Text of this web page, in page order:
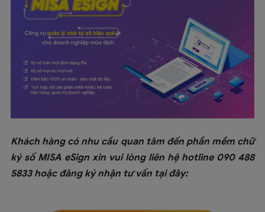
Khách hàng có nhu cầu quan tâm đến phần mềm chữ
ký số MISA eSign xin vui lòng liên hệ hotline 090 488
5833 hoặc đăng ký nhận tư vấn tại đây: